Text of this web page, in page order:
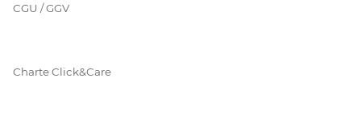
CGU / GGV
Charte Click&Care